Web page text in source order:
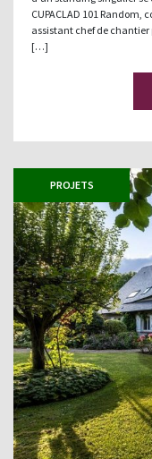
CUPACLAD 101
assistant chef de chantier
[…]
PROJETS